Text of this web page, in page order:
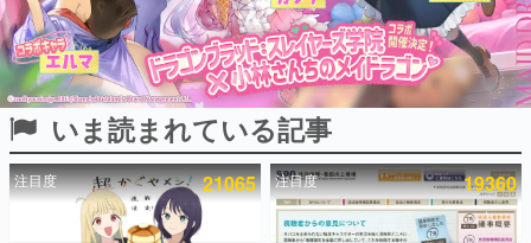
ピックアップ
電ファミのいま読まれている記事ランキング
いま読まれている記事
注目度 21065 注目度 19360